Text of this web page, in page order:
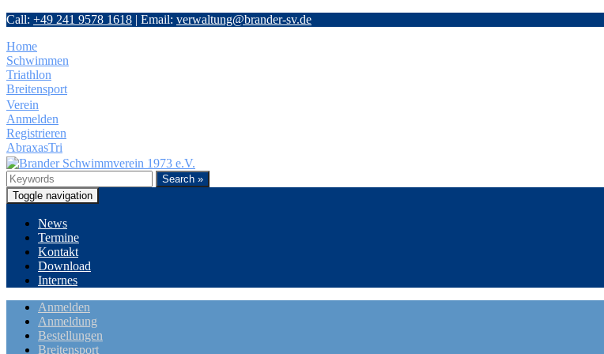
Call: +49 241 9578 1618 | Email: verwaltung@brander-sv.de
Home
Schwimmen
Triathlon
Breitensport
Verein
Anmelden
Registrieren
AbraxasTri
Search »
Toggle navigation
News
Termine
Kontakt
Download
Internes
Anmelden
Anmeldung
Bestellungen
Breitensport